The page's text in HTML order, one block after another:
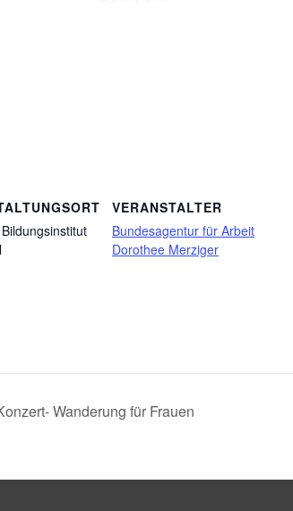
VERANSTALTER
Bundesagentur für Arbeit
Dorothee Merziger
Wanderung für Frauen